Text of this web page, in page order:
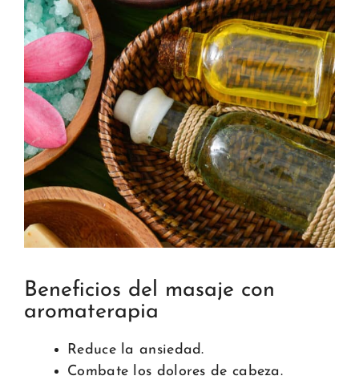
Beneficios del masaje con
aromaterapia
Reduce la ansiedad.
Combate los dolores de cabeza.